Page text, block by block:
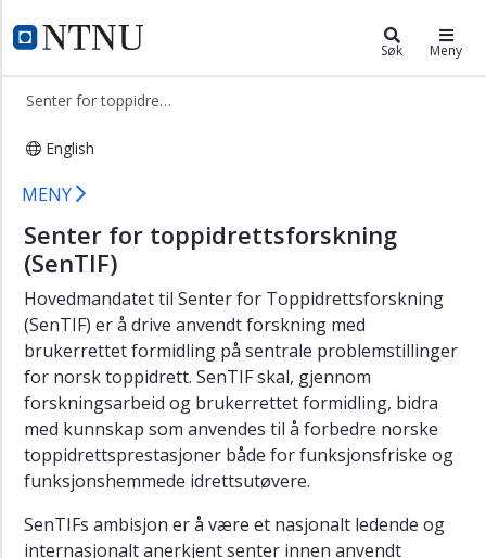
NTNU Hjemmeside
Senter for toppidrettsforskning
Søk Meny
Senter for toppidrettsforskning
English
Senter for toppidrettsforskning -
×
Forsiden
Personer
senteret
SenTIFs
referansegruppe
MENY
Senter for toppidrettsforskning
(SenTIF)
Hovedmandatet til Senter for Toppidrettsforskning
(SenTIF) er å drive anvendt forskning med
brukerrettet formidling på sentrale problemstillinger
for norsk toppidrett. SenTIF skal, gjennom
forskningsarbeid og brukerrettet formidling, bidra
med kunnskap som anvendes til å forbedre norske
toppidrettsprestasjoner både for funksjonsfriske og
funksjonshemmede idrettsutøvere.
SenTIFs ambisjon er å være et nasjonalt ledende og
internasjonalt anerkjent senter innen anvendt